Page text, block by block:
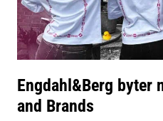
Engdahl&Berg byter
and Brands